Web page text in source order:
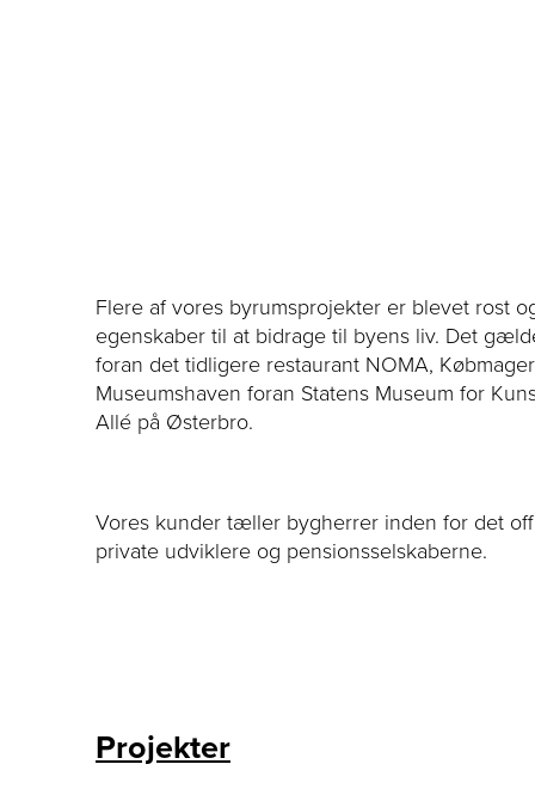
Flere af vores byrumsprojekter er blevet rost
egenskaber til at bidrage til byens liv. Det
foran det tidligere restaurant NOMA,
Museumshaven foran Statens Museum for
Allé på Østerbro.
Vores kunder tæller bygherrer inden for det
private udviklere og pensionsselskaberne.
Projekter